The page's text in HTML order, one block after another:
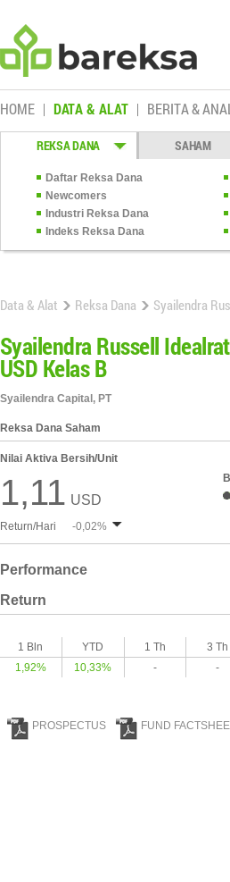
HOME DATA & ALAT BERITA &
REKSA DANA SAHAM
Daftar Reksa Dana
Newcomers
Industri Reksa Dana
Indeks Reksa Dana
Data & Alat Reksa Dana Syailendra
Syailendra Russell
USD Kelas B
Syailendra Capital, PT
Reksa Dana Saham
Nilai Aktiva Bersih/Unit
1,11 USD
Return/Hari -0,02%
Performance
Return
1 Bln YTD 1 Th 3 Th
1,92%
10,33% - -
PROSPECTUS FUND